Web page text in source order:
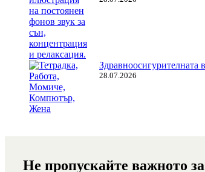
Здравноосигурителната
28.07.2026
Не пропускайте важното